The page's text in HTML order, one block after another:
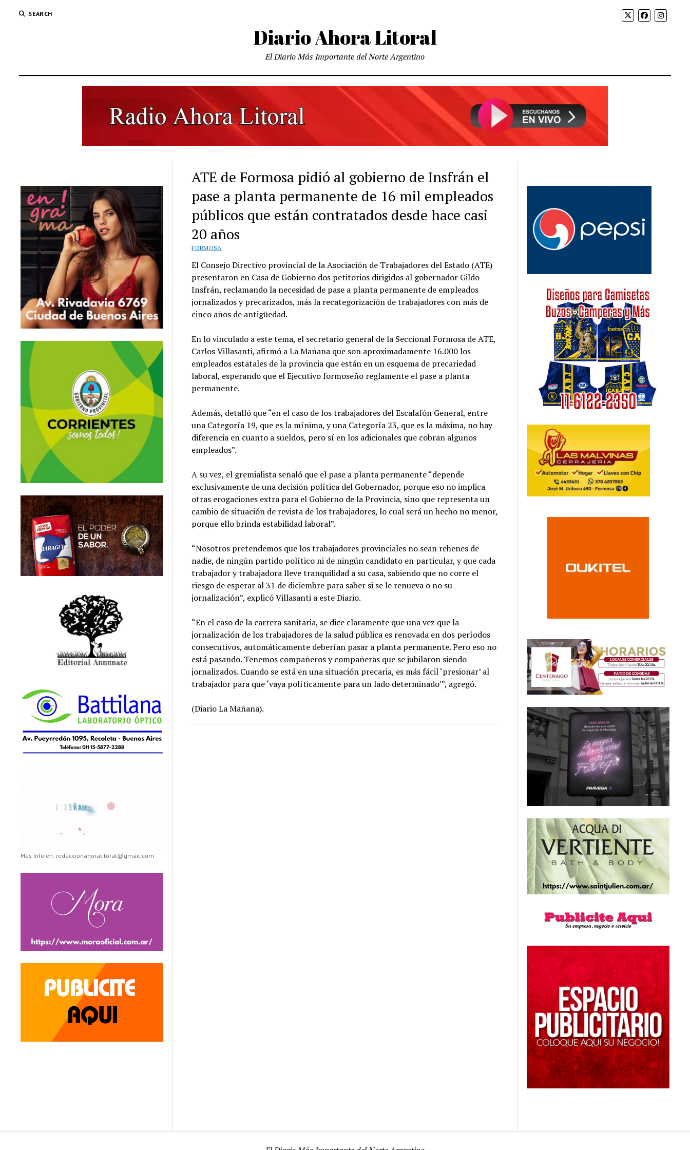
SEARCH
Diario Ahora Litoral
El Diario Más Importante del Norte Argentino
Más Info en: redaccionahoralitoral@gmail.com
ATE de Formosa pidió al gobierno de Insfrán el
pase a planta permanente de 16 mil empleados
públicos que están contratados desde hace casi
20 años
FORMOSA
El Consejo Directivo provincial de la Asociación de Trabajadores del Estado (ATE)
presentaron en Casa de Gobierno dos petitorios dirigidos al gobernador Gildo
Insfrán, reclamando la necesidad de pase a planta permanente de empleados
jornalizados y precarizados, más la recategorización de trabajadores con más de
cinco años de antigüedad.
En lo vinculado a este tema, el secretario general de la Seccional Formosa de ATE,
Carlos Villasanti, afirmó a La Mañana que son aproximadamente 16.000 los
empleados estatales de la provincia que están en un esquema de precariedad
laboral, esperando que el Ejecutivo formoseño reglamente el pase a planta
permanente.
Además, detalló que “en el caso de los trabajadores del Escalafón General, entre
una Categoría 19, que es la mínima, y una Categoría 23, que es la máxima, no hay
diferencia en cuanto a sueldos, pero sí en los adicionales que cobran algunos
empleados”.
A su vez, el gremialista señaló que el pase a planta permanente “depende
exclusivamente de una decisión política del Gobernador, porque eso no implica
otras erogaciones extra para el Gobierno de la Provincia, sino que representa un
cambio de situación de revista de los trabajadores, lo cual será un hecho no menor,
porque ello brinda estabilidad laboral”.
“Nosotros pretendemos que los trabajadores provinciales no sean rehenes de
nadie, de ningún partido político ni de ningún candidato en particular, y que cada
trabajador y trabajadora lleve tranquilidad a su casa, sabiendo que no corre el
riesgo de esperar al 31 de diciembre para saber si se le renueva o no su
jornalización”, explicó Villasanti a este Diario.
“En el caso de la carrera sanitaria, se dice claramente que una vez que la
jornalización de los trabajadores de la salud pública es renovada en dos períodos
consecutivos, automáticamente deberían pasar a planta permanente. Pero eso no
está pasando. Tenemos compañeros y compañeras que se jubilaron siendo
jornalizados. Cuando se está en una situación precaria, es más fácil ‘presionar’ al
trabajador para que ‘vaya políticamente para un lado determinado’”, agregó.
(Diario La Mañana).